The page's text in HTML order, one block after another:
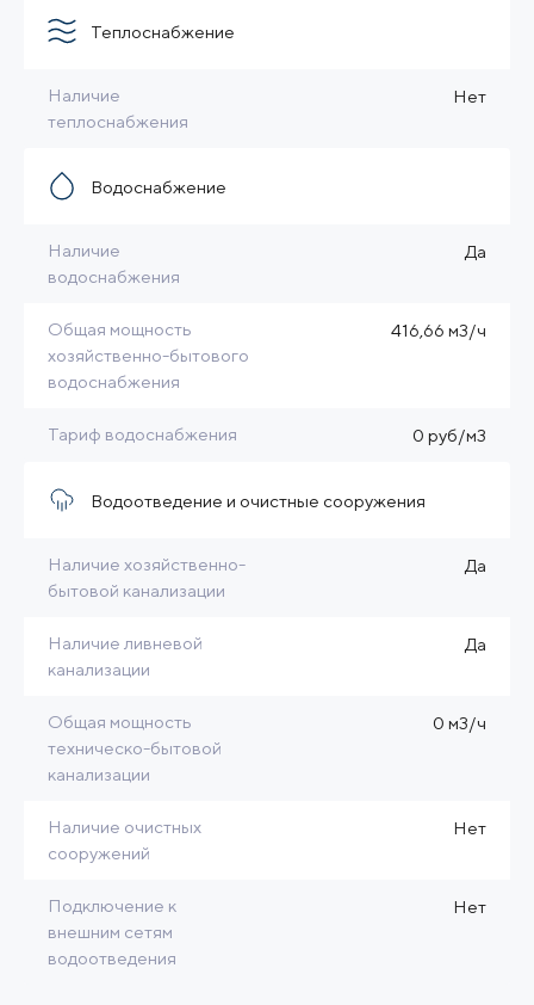
Теплоснабжение
Наличие
теплоснабжения
Нет
Водоснабжение
Наличие
водоснабжения
Да
Общая мощность
хозяйственно-бытового
водоснабжения
416,66 м3/ч
Тариф водоснабжения 0 руб/м3
Водоотведение и очистные сооружения
Наличие хозяйственно-
бытовой канализации
Да
Наличие ливневой
канализации
Да
Общая мощность
техническо-бытовой
канализации
0 м3/ч
Наличие очистных
сооружений
Нет
Подключение к
внешним сетям
водоотведения
Нет